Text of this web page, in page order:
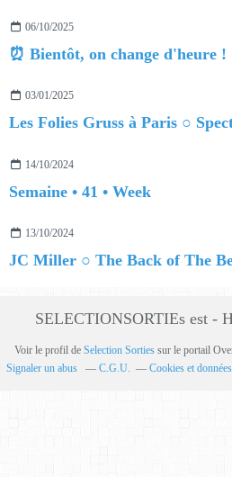
06/10/2025
⏰ Bientôt, on change d'heure !
03/01/2025
Les Folies Gruss à Paris ○
14/10/2024
Semaine • 41 • Week
13/10/2024
JC Miller ○ The Back of The
SELECTIONSORTIEs est -
Voir le profil de Selection Sorties sur le portail
Signaler un abus
C.G.U. Cookies et